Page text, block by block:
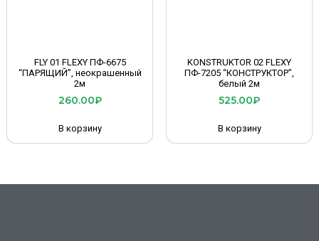
FLY 01 FLEXY ПФ-6675
“ПАРЯЩИЙ”, неокрашенный
2м
260.00₽
В корзину
KONSTRUKTOR 02 FLEXY
ПФ-7205 “КОНСТРУКТОР”,
белый 2м
525.00₽
В корзину